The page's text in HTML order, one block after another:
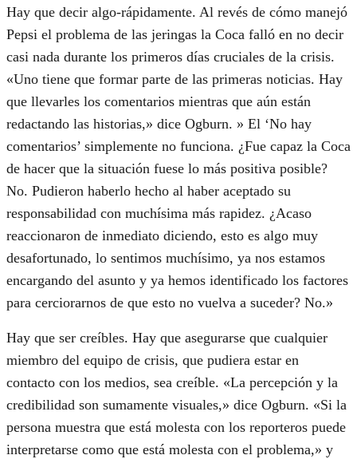
Hay que decir algo-rápidamente. Al revés de cómo manejó
Pepsi el problema de las jeringas la Coca falló en no decir
casi nada durante los primeros días cruciales de la crisis.
«Uno tiene que formar parte de las primeras noticias. Hay
que llevarles los comentarios mientras que aún están
redactando las historias,» dice Ogburn. » El ‘No hay
comentarios’ simplemente no funciona. ¿Fue capaz la Coca
de hacer que la situación fuese lo más positiva posible?
No. Pudieron haberlo hecho al haber aceptado su
responsabilidad con muchísima más rapidez. ¿Acaso
reaccionaron de inmediato diciendo, esto es algo muy
desafortunado, lo sentimos muchísimo, ya nos estamos
encargando del asunto y ya hemos identificado los factores
para cerciorarnos de que esto no vuelva a suceder? No.»
Hay que ser creíbles. Hay que asegurarse que cualquier
miembro del equipo de crisis, que pudiera estar en
contacto con los medios, sea creíble. «La percepción y la
credibilidad son sumamente visuales,» dice Ogburn. «Si la
persona muestra que está molesta con los reporteros puede
interpretarse como que está molesta con el problema,» y